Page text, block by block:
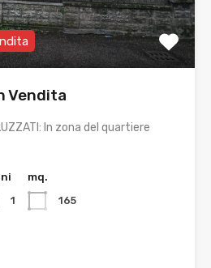
Vendita
In zona del quartiere
1
mq.
165